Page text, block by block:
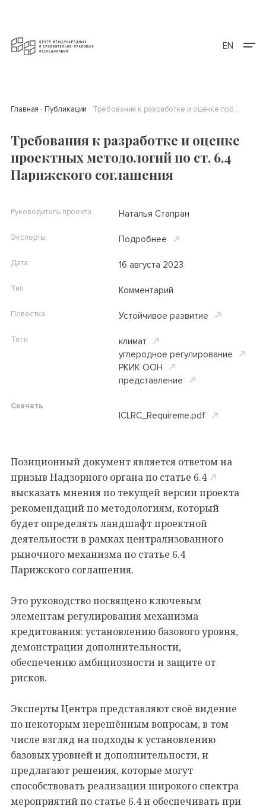
EN
Главная Публикации Требования к разработке и оценке проектных методологий по ст. 6.4 Парижского соглашения
Требования к разработке и оценке
проектных методологий по ст. 6.4
Парижского соглашения
Позиционный документ является ответом на
призыв Надзорного органа по cтатье 6.4
высказать мнения по текущей версии проекта
рекомендаций по методологиям, который
будет определять ландшафт проектной
деятельности в рамках централизованного
рыночного механизма по cтатье 6.4
Парижского соглашения.
Это руководство посвящено ключевым
элементам регулирования механизма
кредитования: установлению базового уровня,
демонстрации дополнительности,
обеспечению амбициозности и защите от
рисков.
Эксперты Центра представляют своё видение
по некоторым нерешённым вопросам, в том
числе взгляд на подходы к установлению
базовых уровней и дополнительности, и
предлагают решения, которые могут
способствовать реализации широкого спектра
мероприятий по статье 6.4 и обеспечивать при
Руководитель проекта Наталья Стапран
Эксперты Подробнее
Дата 16 августа 2023
Тип Комментарий
Повестка Устойчивое развитие
Теги
климат
углеродное регулирование
РКИК ООН
представление
Скачать
ICLRC_Requireme.pdf